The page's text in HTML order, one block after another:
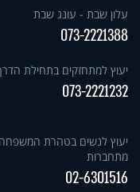
עלון שבת - עונג שבת
073-2221388
יעוץ למתחזקים בתחילת
073-2221232
יעוץ לנשים בטהרת
מתחברות
02-6301516